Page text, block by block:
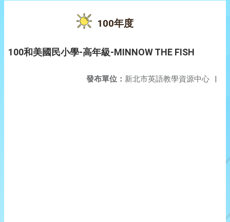
100年度
100和美國民小學-高年級-MINNOW THE FISH
發布單位： 新北市英語教學資源中心 |